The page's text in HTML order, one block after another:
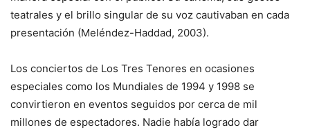
teatrales y el brillo singular de su voz cautivaban en cada
presentación (Meléndez-Haddad, 2003).
Los conciertos de Los Tres Tenores en ocasiones
especiales como los Mundiales de 1994 y 1998 se
convirtieron en eventos seguidos por cerca de mil
millones de espectadores. Nadie había logrado dar